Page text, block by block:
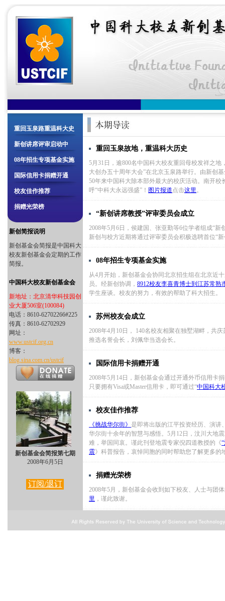
重回玉泉路重温科大史
新创讲席评审启动中
08年招生专项基金实施
国际信用卡捐赠开通
校友佳作推荐
捐赠光荣榜
新创简报说明
新创基金会简报是中国科大
校友新创基金会定期的工作
简报。
中国科大校友新创基金会
新地址：北京清华科技园创
业大厦506室(100084)
电话：8610-62702266#225
传真：8610-62702929
网址：
www.ustcif.org.cn
博客：
blog.sina.com.cn/ustcif
新创基金会简报第七期
2008年6月5日
订阅/退订
重回玉泉故地，重温科大历史
5月31日，逾800名中国科大校友重回母校发祥之地
大创办五十周年大会”在北京玉泉路举行。由新创
50年来中国科大除本部外最大的校庆活动。南开校
呼“中科大永远强盛”！ 图片报道点击这里。
“新创讲席教授”评审委员会成立
2008年5月6日，侯建国、张亚勤等6位学者组成“新
新创与校方近期将通过评审委员会积极选聘首位“
08年招生专项基金实施
从4月开始，新创基金会协同北京招生组在北京近
员。经新创协调， 8912校友李喜青博士到江苏常熟
学生座谈。校友的努力，有效的帮助了科大招生。
苏州校友会成立
2008年4月10日， 140名校友相聚在独墅湖畔，共
推选名誉会长，刘佩华当选会长。
国际信用卡捐赠开通
2008年5月14日，新创基金会通过开通外币信用卡
只要拥有Visa或Master信用卡，即可通过“中国科大
校友佳作推荐
《挑战华尔街》 是即将出版的江平投资经历、演讲
华尔街十余年的智慧与感悟。5月12日，汶川大地
难，举国同哀。谨此刊登地震专家倪四道教授的《
震》科普报告，哀悼同胞的同时帮助您了解更多的
捐赠光荣榜
2008年5月，新创基金会收到如下校友、人士与团
里 ，谨此致谢。